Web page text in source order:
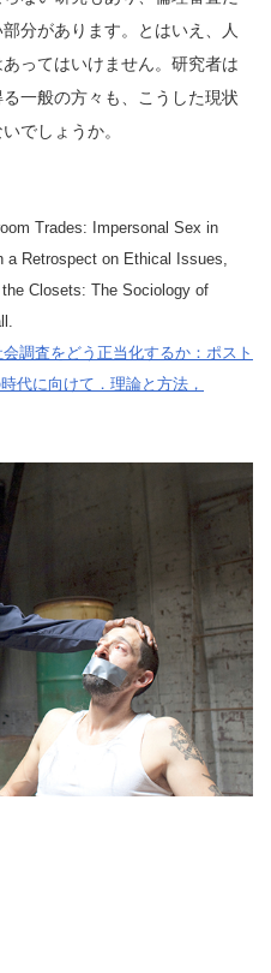
分があります。とはいえ、人
ってはいけません。研究者は
一般の方々も、こうした現状
でしょうか。
Trades: Impersonal Sex in
Retrospect on Ethical Issues,
Closets: The Sociology of
調査をどう正当化するか：ポスト
代に向けて．理論と方法，